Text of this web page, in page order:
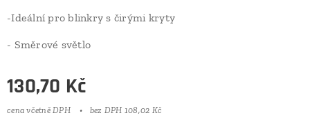
-Ideální pro blinkry s čirými kryty
- Směrové světlo
130,70 Kč
cena včetně DPH bez DPH 108,02 Kč